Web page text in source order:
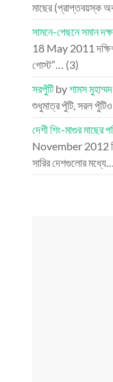
মাছের (প্রাপ্তবয়স্ক
সামনে-পেছনে সমান
18 May 2011
গোস্ট”… (3)
সরপুঁটিbyশামস
শুধুমাত্র পুঁটি, সরল
দেশী শিং-মাগুর মাছের
November 2012
সারির দেশগুলোর মধ্যে…